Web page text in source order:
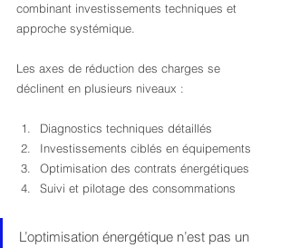
combinant investissements techniques et
approche systémique.
Les axes de réduction des charges se
déclinent en plusieurs niveaux :
Diagnostics techniques détaillés
Investissements ciblés en équipements
Optimisation des contrats énergétiques
Suivi et pilotage des consommations
L’optimisation énergétique n’est pas un